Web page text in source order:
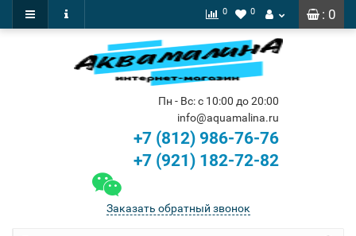
: 0
0 0
Пн - Вс: с 10:00 до 20:00
info@aquamalina.ru
+7 (812) 986-76-76
+7 (921) 182-72-82
Заказать обратный звонок